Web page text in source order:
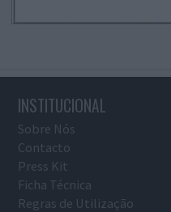
INSTITUCIONAL
Sobre Nós
Contacto
Press Kit
Ficha Técnica
Regras de Utilização